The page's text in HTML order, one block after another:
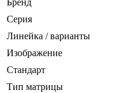
Бренд
Серия
Линейка / варианты
Изображение
Стандарт
Тип матрицы